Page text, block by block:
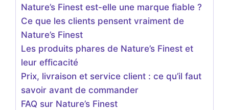
Nature’s Finest est-elle une marque fiable ?
Ce que les clients pensent vraiment de
Nature’s Finest
Les produits phares de Nature’s Finest et
leur efficacité
Prix, livraison et service client : ce qu’il faut
savoir avant de commander
FAQ sur Nature’s Finest